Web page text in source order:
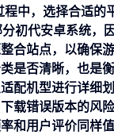
中，选择合适
初代安卓系统，
合站点，以确保
是否清晰，也是
配机型进行详细
载错误版本的风险
和用户评价同样